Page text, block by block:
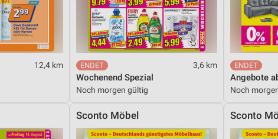
12,4 km 3,6 km
Wochenend Spezial
Noch morgen gültig
Angebote
Noch
Sconto Möbel Sconto